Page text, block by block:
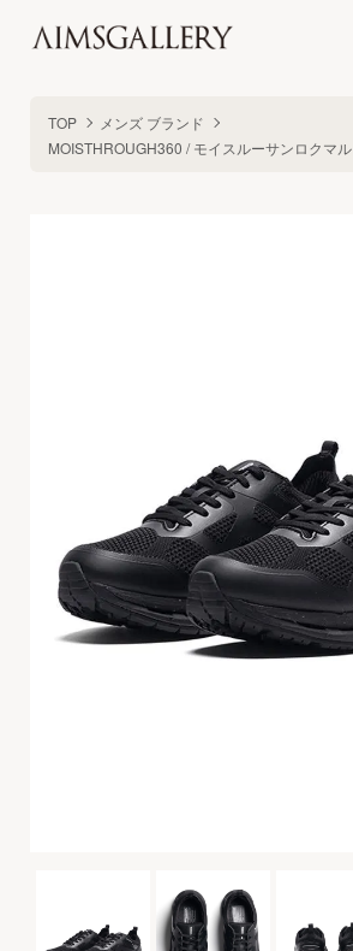
TOP
メンズ ブランド
MOISTHROUGH360 / モイスルーサンロクマル